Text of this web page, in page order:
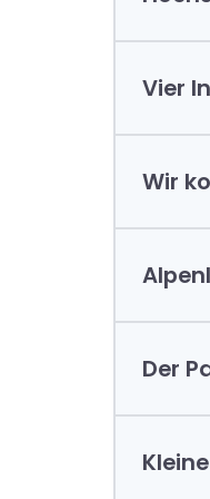
Vier
Wir
Der